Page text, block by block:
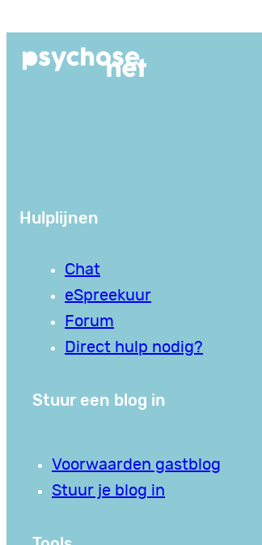
de
Hulplijnen
Chat
eSpreekuur
Forum
Direct hulp nodig?
Stuur een blog in
Voorwaarden gastblog
Stuur je blog in